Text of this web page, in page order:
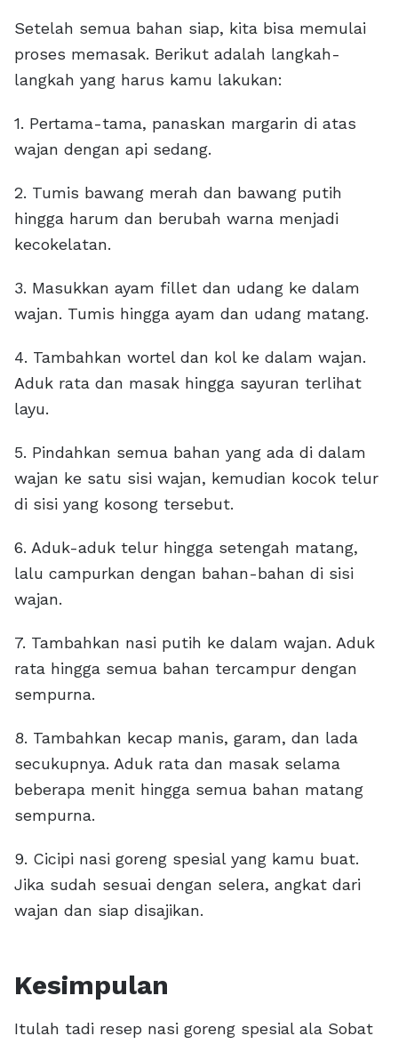
Setelah semua bahan siap, kita bisa memulai
proses memasak. Berikut adalah langkah-
langkah yang harus kamu lakukan:
1. Pertama-tama, panaskan margarin di atas
wajan dengan api sedang.
2. Tumis bawang merah dan bawang putih
hingga harum dan berubah warna menjadi
kecokelatan.
3. Masukkan ayam fillet dan udang ke dalam
wajan. Tumis hingga ayam dan udang matang.
4. Tambahkan wortel dan kol ke dalam wajan.
Aduk rata dan masak hingga sayuran terlihat
layu.
5. Pindahkan semua bahan yang ada di dalam
wajan ke satu sisi wajan, kemudian kocok telur
di sisi yang kosong tersebut.
6. Aduk-aduk telur hingga setengah matang,
lalu campurkan dengan bahan-bahan di sisi
wajan.
7. Tambahkan nasi putih ke dalam wajan. Aduk
rata hingga semua bahan tercampur dengan
sempurna.
8. Tambahkan kecap manis, garam, dan lada
secukupnya. Aduk rata dan masak selama
beberapa menit hingga semua bahan matang
sempurna.
9. Cicipi nasi goreng spesial yang kamu buat.
Jika sudah sesuai dengan selera, angkat dari
wajan dan siap disajikan.
Kesimpulan
Itulah tadi resep nasi goreng spesial ala Sobat